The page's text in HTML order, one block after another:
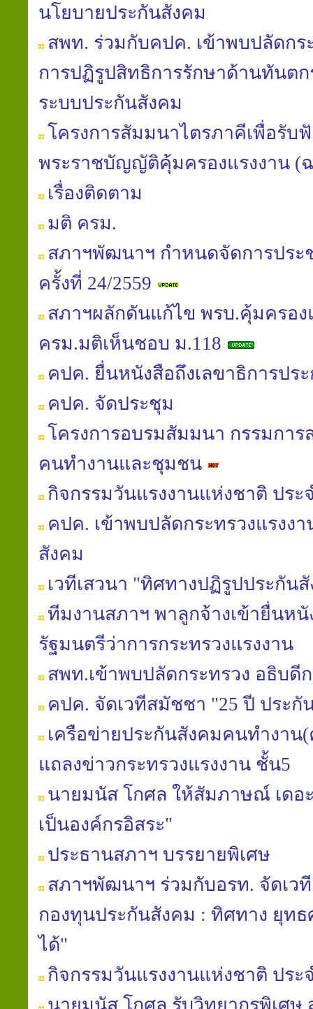
นโยบายประกันสังคม
สพท. ร่วมกับคปค. เข้าพบปลัดกร
การปฏิรูปสิทธิการรักษาด้านทันต
ระบบประกันสังคม
โครงการสัมมนาไตรภาคีเพื่อรับ
พระราชบัญญัติคุ้มครองแรงงาน (
เรื่องติดตาม
มติ ครม.
สภาฯพัฒนาฯ กำหนดจัดการปร
ครั้งที่ 24/2559
สภาฯผลักดันแก้ไข พรบ.คุ้มครอง
ครม.มติเห็นชอบ ม.118
คปค. ยื่นหนังสือถึงเลขาธิการปร
คปค. จัดประชุม
โครงการอบรมสัมมนา กรรมการ
คนทำงานและชุมชน
กิจกรรมวันแรงงานแห่งชาติ ประ
คปค. เข้าพบปลัดกระทรวงแรงง
สังคม
เวทีเสวนา "ทิศทางปฏิรูปประกัน
ทีมงานสภาฯ พาลูกจ้างเข้ายื่นห
รัฐมนตรีว่าการกระทรวงแรงงาน
สพท.เข้าพบปลัดกระทรวง อธิบดี
คปค. จัดเวทีสมัชชา "25 ปี ประกั
เครือข่ายประกันสังคมคนทำงาน
แถลงข่าวกระทรวงแรงงาน ชั้น5
นายมนัส โกศล ให้สัมภาษณ์ เดอ
เป็นองค์กรอิสระ"
ประธานสภาฯ บรรยายพิเศษ
สภาฯพัฒนาฯ ร่วมกับอรท. จัดเว
กองทุนประกันสังคม : ทิศทาง ยุท
ได้"
กิจกรรมวันแรงงานแห่งชาติ ประ
นายมนัส โกศล รับวิทยากรพิเศษ